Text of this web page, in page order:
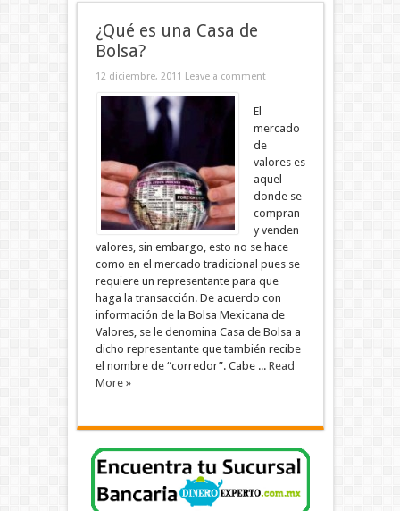
¿Qué es una Casa de
Bolsa?
12 diciembre, 2011 Leave a comment
El
mercado
de
valores es
aquel
donde se
compran
y venden
valores, sin embargo, esto no se hace
como en el mercado tradicional pues se
requiere un representante para que
haga la transacción. De acuerdo con
información de la Bolsa Mexicana de
Valores, se le denomina Casa de Bolsa a
dicho representante que también recibe
el nombre de “corredor”. Cabe ... Read
More »